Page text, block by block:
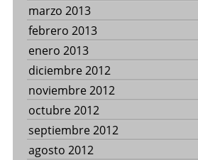
marzo 2013
febrero 2013
enero 2013
diciembre 2012
noviembre 2012
octubre 2012
septiembre 2012
agosto 2012